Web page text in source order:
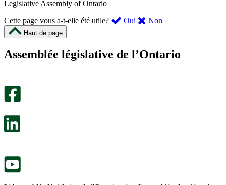
Legislative Assembly of Ontario
Cette page vous a-t-elle été utile?
Oui ,
été
Non
m’a
Haut de page
Assemblée législative de l’Ontario